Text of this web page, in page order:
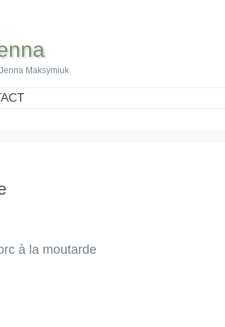
Maksymiuk
à la moutarde